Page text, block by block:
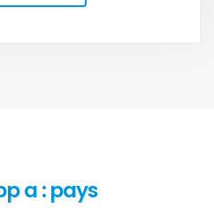
a : pays